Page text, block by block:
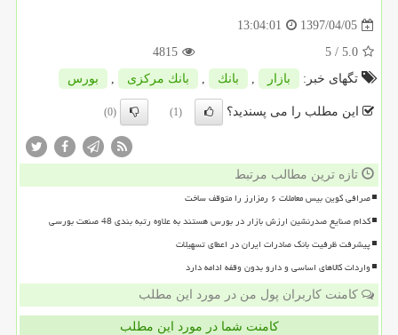
1397/04/05
13:04:01
5.0
/ 5
4815
تگهای خبر:
بازار , بانك , بانك مركزی , بورس
این مطلب را می پسندید؟ (1)
(0)
تازه ترین مطالب مرتبط
صرافی کوین بیس معاملات ۶ رمزارز را متوقف ساخت
کدام صنایع صدرنشین ارزش بازار در بورس هستند به علاوه رتبه بندی 48 صنعت بورسی
پیشرفت ظرفیت بانک صادرات ایران در اعطای تسهیلات
واردات کالاهای اساسی و دارو بدون وقفه ادامه دارد
کامنت کاربران پول من در مورد این مطلب
کامنت شما در مورد این مطلب